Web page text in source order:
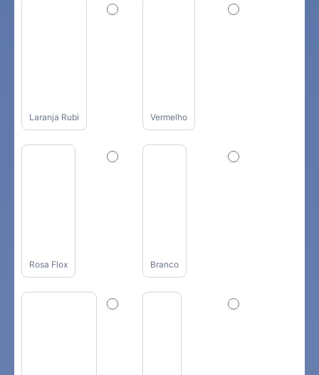
Laranja Rubi Vermelho
Rosa Flox Branco